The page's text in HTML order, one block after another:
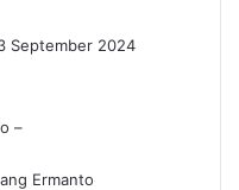
September 2024
–
Ermanto